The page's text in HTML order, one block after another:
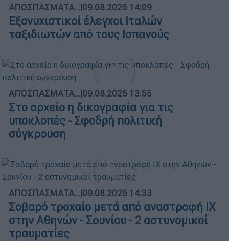
ΑΠΟΣΠΑΣΜΑΤΑ...|09.08.2026 14:09
Εξονυχιστικοί έλεγχοι Ιταλών
ταξιδιωτών από τους Ισπανούς
ΑΠΟΣΠΑΣΜΑΤΑ...|09.08.2026 13:55
Στο αρχείο η δικογραφία για τις
υποκλοπές - Σφοδρή πολιτική
σύγκρουση
ΑΠΟΣΠΑΣΜΑΤΑ...|09.08.2026 14:33
Σοβαρό τροχαίο μετά από αναστροφή ΙΧ
στην Αθηνών - Σουνίου - 2 αστυνομικοί
τραυματίες